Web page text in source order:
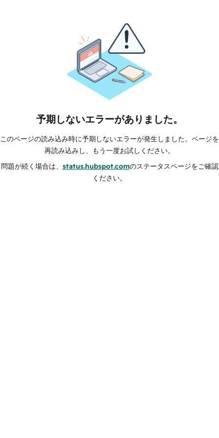
予期しないエラーがありました。
このページの読み込み時に予期しないエラーが発生しました。ページを
再読み込みし、もう一度お試しください。
問題が続く場合は、 status.hubspot.comのステータスページをご確認
ください。